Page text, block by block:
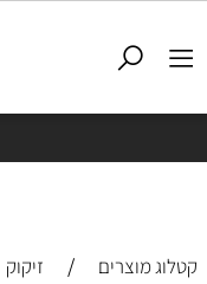
קטלוג מוצרים / זיקוק